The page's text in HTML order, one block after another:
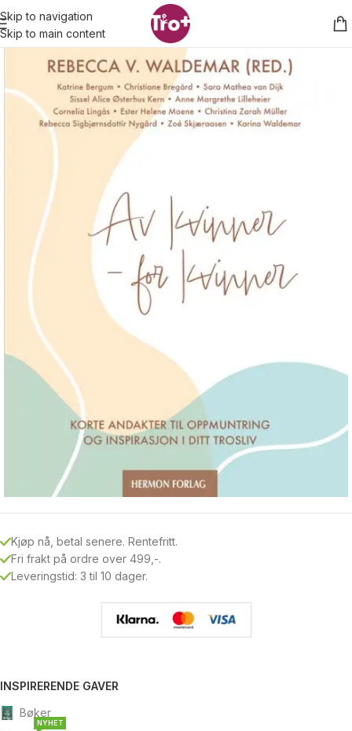
Skip to navigation
Skip to main content
Kjøp nå, betal senere. Rentefritt.
Fri frakt på ordre over 499,-.
Leveringstid: 3 til 10 dager.
INSPIRERENDE GAVER
Bøker
NYHET